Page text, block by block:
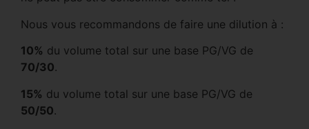
Nous vous recommandons de faire une dilution à :
10% du volume total sur une base PG/VG de
70/30.
15% du volume total sur une base PG/VG de
50/50.